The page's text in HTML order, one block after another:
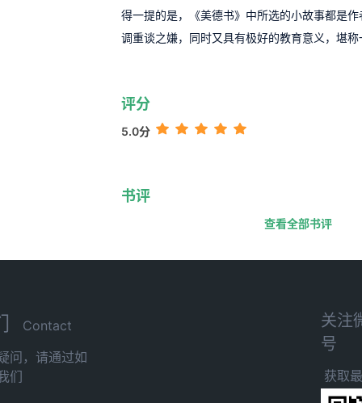
得一提的是，《美德书》中所选的小故事都是
调重谈之嫌，同时又具有极好的教育意义，堪
评分
5.0分
书评
查看全部书评
Contact
问，请通过如
们
关注
号
获取